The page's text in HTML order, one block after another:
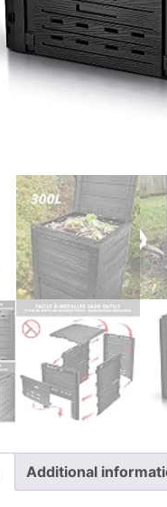
Additional